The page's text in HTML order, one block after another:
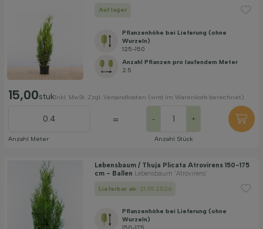
Auf lager
Pflanzenhöhe bei Lieferung (ohne
Wurzeln)
125-150
Anzahl Pflanzen pro laufendem Meter
2.5
15,00stukInkl. MwSt. Zzgl. Versandkosten (wird im Warenkorb berechnet)
Anzahl Meter
= - +
Anzahl Stück
Lebensbaum / Thuja Plicata Atrovirens 150-175
cm - Ballen Lebensbaum 'Atrovirens'
Lieferbar ab: 21.09.2026
Pflanzenhöhe bei Lieferung (ohne
Wurzeln)